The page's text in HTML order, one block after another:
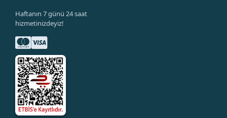
Haftanın 7 günü 24 saat
hizmetinizdeyiz!